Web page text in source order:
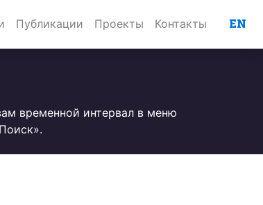
Публикации Проекты Контакты EN
временной интервал в меню